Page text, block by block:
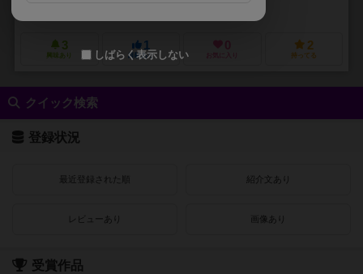
3
興味あり
1
経験あり お気に入り
2
持ってる
クイック検索
登録状況
最近登録された順 紹介文あり
レビューあり 画像あり
受賞作品
しばらく表示しない